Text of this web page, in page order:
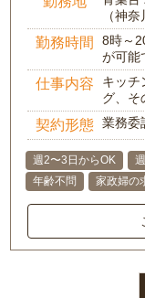
（神
勤務時間
8時～
が可能
仕事内容
キッチ
グ、そ
契約形態 業務委
週2〜3日からOK
年齢不問
家政婦の